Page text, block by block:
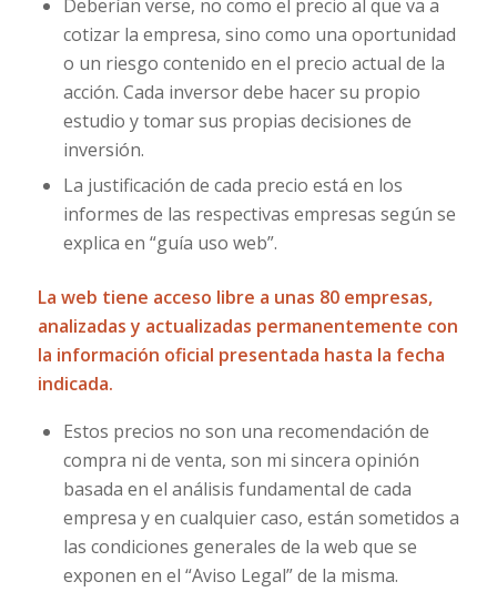
Deberían verse, no como el precio al que va a
cotizar la empresa, sino como una oportunidad
o un riesgo contenido en el precio actual de la
acción. Cada inversor debe hacer su propio
estudio y tomar sus propias decisiones de
inversión.
La justificación de cada precio está en los
informes de las respectivas empresas según se
explica en “guía uso web”.
La web tiene acceso libre a unas 80 empresas,
analizadas y actualizadas permanentemente con
la información oficial presentada hasta la fecha
indicada.
Estos precios no son una recomendación de
compra ni de venta, son mi sincera opinión
basada en el análisis fundamental de cada
empresa y en cualquier caso, están sometidos a
las condiciones generales de la web que se
exponen en el “Aviso Legal” de la misma.